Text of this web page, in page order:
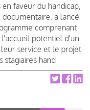
faveur du handicap,
a lancé
comprenant
potentiel d'un
service et le projet
stagiaires hand